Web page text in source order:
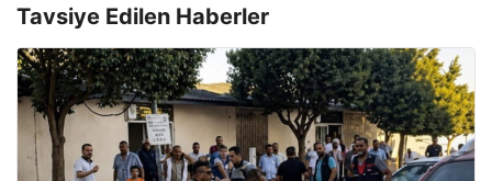
Tavsiye Edilen Haberler